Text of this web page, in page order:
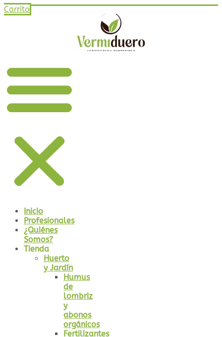
Carrito
Inicio
Profesionales
¿Quiénes
Somos?
Tienda
Huerto
y Jardín
Humus
de
lombriz
y
abonos
orgánicos
Fertilizantes